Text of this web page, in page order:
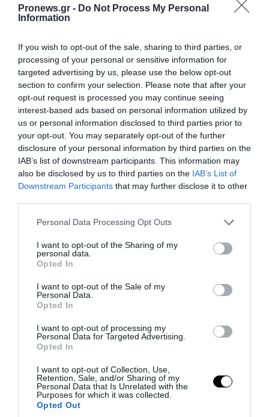
Pronews.gr - Do Not Process My Personal
Information
If you wish to opt-out of the sale, sharing to third parties, or
processing of your personal or sensitive information for
targeted advertising by us, please use the below opt-out
section to confirm your selection. Please note that after your
opt-out request is processed you may continue seeing
interest-based ads based on personal information utilized by
us or personal information disclosed to third parties prior to
your opt-out. You may separately opt-out of the further
disclosure of your personal information by third parties on the
IAB’s list of downstream participants. This information may
also be disclosed by us to third parties on the IAB’s List of
Downstream Participants that may further disclose it to other
Please note that this website/app uses one or more Google
not limited to your visit or usage behaviour. You may click to
grant or deny consent to Google and its third-party tags to
use your data for below specified purposes in below Google
consent section.
Personal Data Processing Opt Outs
I want to opt-out of the Sharing of my
personal data.
Opted In
I want to opt-out of the Sale of my
Personal Data.
Opted In
I want to opt-out of processing my
Personal Data for Targeted Advertising.
Opted In
I want to opt-out of Collection, Use,
Retention, Sale, and/or Sharing of my
Personal Data that Is Unrelated with the
Purposes for which it was collected.
Opted Out
PRONEWS.GR /ΔΙΕΘΝΗΣ ΑΣΦΑΛΕΙΑ
Νέες εκρήξεις κοντά σε δεξαμενόπλοιο
στα Στενά του Ορμούζ: Καλά στην υγεία
του το πλήρωμα
06.08.2026 | 06:40
PRONEWS.GR /ΔΙΕΘΝΗΣ ΑΣΦΑΛΕΙΑ
Βίντεο: Ένοπλος άνοιξε πυρ μέσα σε
νυχτερινό κέντρο στην Κολομβία και
δολοφόνησε εν ψυχρώ νεαρό ζευγάρι
06.08.2026 | 06:35